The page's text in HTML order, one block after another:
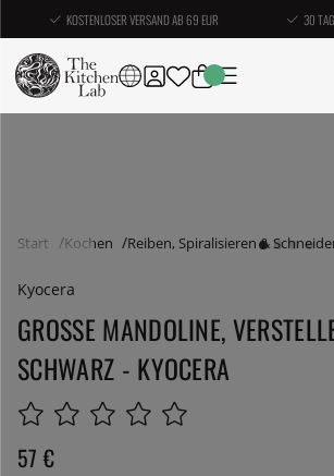
KOSTENLOSER VERSAND AB 69 EUR 30
Start Kochen Reiben, Spiralisieren &
Kyocera
GROSSE MANDOLINE,
CHWARZ - KYOCERA
57 €